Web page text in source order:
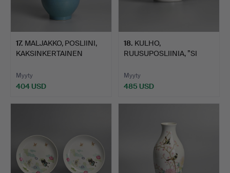
17. MALJAKKO, POSLIINI,
KAKSINKERTAINEN
Myyty
404 USD
18. KULHO,
RUUSUPOSLIINIA, ”SI
Myyty
485 USD